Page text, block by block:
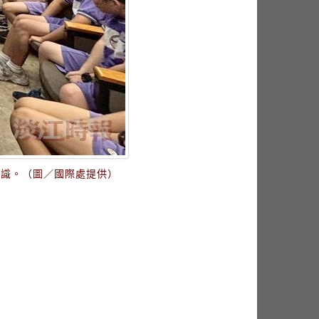
。（圖／國際處提供）